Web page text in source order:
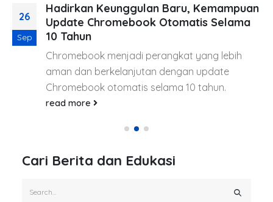
26
Sep
Hadirkan Keunggulan Baru, Kemampuan
Update Chromebook Otomatis Selama
10 Tahun
Chromebook menjadi perangkat yang lebih
aman dan berkelanjutan dengan update
Chromebook otomatis selama 10 tahun.
read more
Cari Berita dan Edukasi